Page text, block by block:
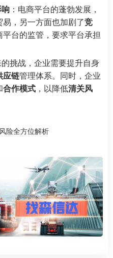
：电商平台的蓬勃发展，
，另一方面也加剧了竞
台的监管，要求平台承担
挑战，企业需要提升自身
应链管理体系。同时，企业
合作模式 ，以降低清关风
险全方位解析